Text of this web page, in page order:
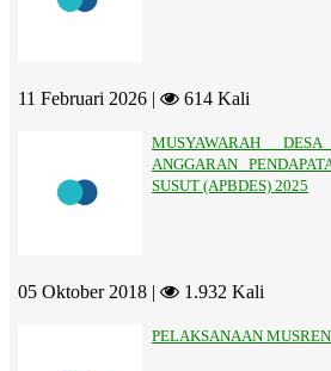
11 Februari 2026 | 614 Kali
MUSYAWARAH
ANGGARAN
SUSUT (APBDES) 2025
05 Oktober 2018 | 1.932 Kali
PELAKSANAAN